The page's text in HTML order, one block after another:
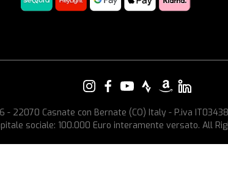
22070 Casnate con Bernate (CO) Italy - P.iva
sociale: 100.000 Euro interamente versato. All